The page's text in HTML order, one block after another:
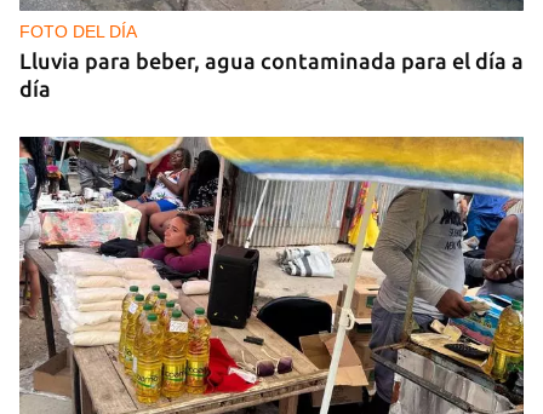
FOTO DEL DÍA
Lluvia para beber, agua contaminada para el día a
día